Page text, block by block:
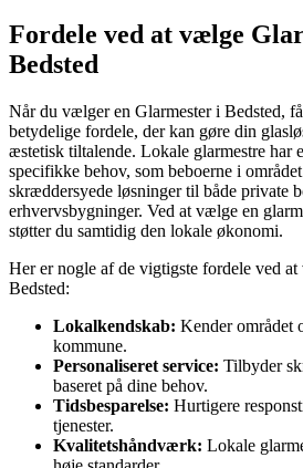
Fordele ved at vælge
Bedsted
Når du vælger en Glarmester i Bedsted,
betydelige fordele, der kan gøre din
æstetisk tiltalende. Lokale glarmestre har
specifikke behov, som beboerne i
skræddersyede løsninger til både private
erhvervsbygninger. Ved at vælge en
støtter du samtidig den lokale økonomi.
Her er nogle af de vigtigste fordele ved
Bedsted:
Lokalkendskab: Kender området
kommune.
Personaliseret service: Tilbyder
baseret på dine behov.
Tidsbesparelse: Hurtigere
tjenester.
Kvalitetshåndværk: Lokale